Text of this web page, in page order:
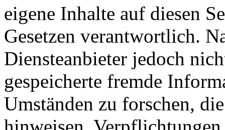
eigene Inhalte auf diesen
Gesetzen verantwortlich.
Diensteanbieter jedoch
gespeicherte fremde
Umständen zu forschen,